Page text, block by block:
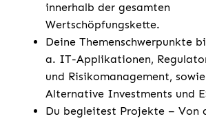
innerhalb der gesamten
Wertschöpfungskette.
Deine Themenschwerpunkte
a. IT-Applikationen,
und Risikomanagement,
Alternative Investments und
Du begleitest Projekte – Von